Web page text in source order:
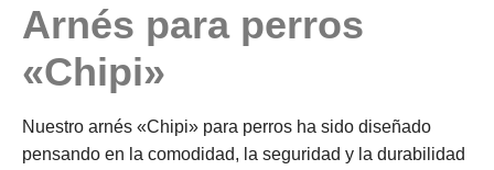
Arnés para perros
«Chipi»
Nuestro arnés «Chipi» para perros ha sido diseñado
pensando en la comodidad, la seguridad y la durabilidad